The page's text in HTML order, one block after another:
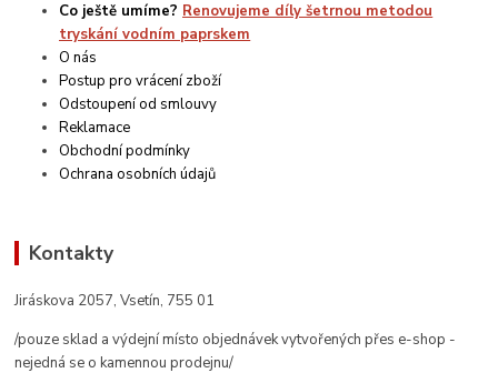
Co ještě umíme? Renovujeme díly šetrnou metodou
tryskání vodním paprskem
O nás
Postup pro vrácení zboží
Odstoupení od smlouvy
Reklamace
Obchodní podmínky
Ochrana osobních údajů
Kontakty
Jiráskova 2057, Vsetín, 755 01
/pouze sklad a výdejní místo objednávek vytvořených přes e-shop -
nejedná se o kamennou prodejnu/